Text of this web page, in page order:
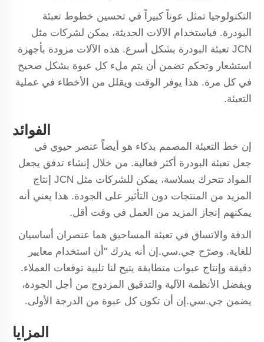
التكنولوجيا تمثل عوناً كبيراً في تحسين خطوط تعبئة
البودرة. فباستخدام الآلات الحديثة، يمكن لشركات مثل
JCN تعبئة البودرة بشكل أسرع. هذه الآلات مزودة بأجهزة
استشعار وتحكم تضمن أن يتم ملء كل عبوة بشكل صحيح
في كل مرة. هذا يوفر الوقت ويقلل من الأخطاء في عملية
التعبئة.
الفوائد
إن خط التعبئة المصمم بذكاء هو أيضاً عنصر حيوي في
جعل تعبئة البودرة أكثر فعالية. من خلال إنشاء تدفق يجعل
المواد تتحرك بسلاسة، يمكن للشركات مثل JCN إنتاج
المزيد من المنتجات دون التأثير على الجودة. هذا يعني أنه
يمكنهم إنجاز المزيد من العمل في وقت أقل.
الدقة والاتساق في تعبئة المساحيق هما عنصران أساسيان
للغاية. وصرّح جي.سي.إن أنه يدرك "أن استخدام معايير
دقيقة وإنتاج عبوات متطابقة يتيح لنا تلبية توقعات العملاء.
وبفضل الأنظمة الآلية والتدقيق المزدوج من أجل الجودة،
يضمن جي.سي.إن أن تكون كل عبوة من الدرجة الأولى.
المزايا